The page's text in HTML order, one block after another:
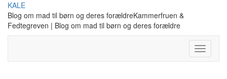
Skip
content
KALE
Blog om mad til børn og deres forældreKammerfruen &
Fedtegreven | Blog om mad til børn og deres forældre
Toggle